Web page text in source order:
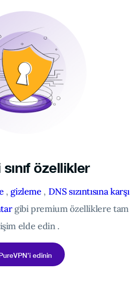
özellikler
, gizleme , DNS sızıntısına karşı
gibi premium özelliklere tam
elde edin .
edinin